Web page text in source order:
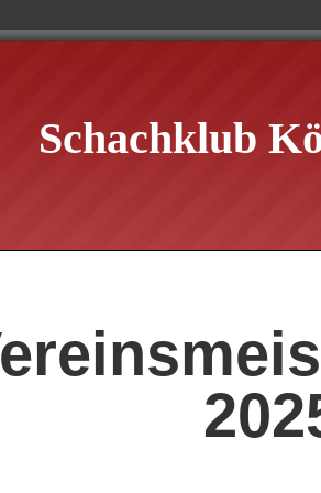
Schachklub